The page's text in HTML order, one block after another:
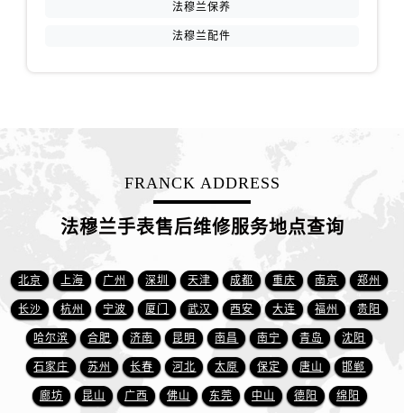
广西壮族自治区贵港市港北区港城街道布山大道与仙衣路交叉口法穆兰售后服务中心（需提前预约）
广西壮族自治区桂林市秀峰区红岭路法穆兰售后服务中心（需提前预约）
广西壮族自治区河池市金城江区金城江街道朝阳路法穆兰售后服务中心（需提前预约）
广西壮族自治区贺州市八步区城东街道灵峰南路法穆兰售后服务中心（需提前预约）
广西壮族自治区来宾市兴宾区桂中大道法穆兰售后服务中心（需提前预约）
广西壮族自治区柳州市城中区中山中路法穆兰售后服务中心（需提前预约）
法穆兰保养
法穆兰配件
FRANCK ADDRESS
法穆兰手表售后维修服务地点查询
北京 上海 广州 深圳 天津 成都 重庆 南京 郑州
长沙 杭州 宁波 厦门 武汉 西安 大连 福州 贵阳
哈尔滨 合肥 济南 昆明 南昌 南宁 青岛 沈阳
石家庄 苏州 长春 河北 太原 保定 唐山 邯郸
廊坊 昆山 广西 佛山 东莞 中山 德阳 绵阳